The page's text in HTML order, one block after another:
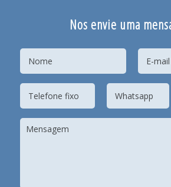
Nos envie uma